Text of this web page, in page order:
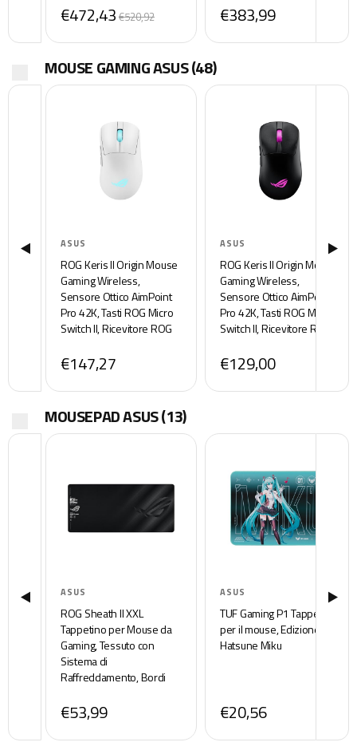
Moda, 8K Polling Rate
€472,43 €520,92 €383,99
MOUSE GAMING ASUS(48)
ASUS
ROG Keris II Origin Mouse
Gaming Wireless,
Sensore Ottico AimPoint
Pro 42K, Tasti ROG Micro
Switch II, Ricevitore ROG
Programmabili,
Ergonomico, Solo 64 g di
Peso, Bianco
€147,27
ASUS
ROG Keris II Origin Mouse
Gaming Wireless,
Sensore Ottico AimPoint
Pro 42K, Tasti ROG Micro
Switch II, Ricevitore ROG
Programmabili,
Ergonomico, Solo 64 g di
Peso, Nero
€129,00
MOUSEPAD ASUS(13)
ASUS
ROG Sheath II XXL
Tappetino per Mouse da
Gaming, Tessuto con
Sistema di
Raffreddamento, Bordi
Sottili, Base in Gomma
Antiscivolamento, 400 x
900 x 3mm, Nero
€53,99
ASUS
TUF Gaming P1 Tappetino
per il mouse, Edizione
Hatsune Miku
€20,56